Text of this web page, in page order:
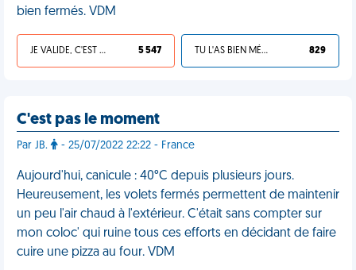
bien fermés. VDM
JE VALIDE, C'EST UNE VDM 5 547 TU L'AS BIEN MÉRITÉ 829
C'est pas le moment
Par JB. - 25/07/2022 22:22 - France
Aujourd'hui, canicule : 40°C depuis plusieurs jours.
Heureusement, les volets fermés permettent de maintenir
un peu l'air chaud à l'extérieur. C'était sans compter sur
mon coloc' qui ruine tous ces efforts en décidant de faire
cuire une pizza au four. VDM